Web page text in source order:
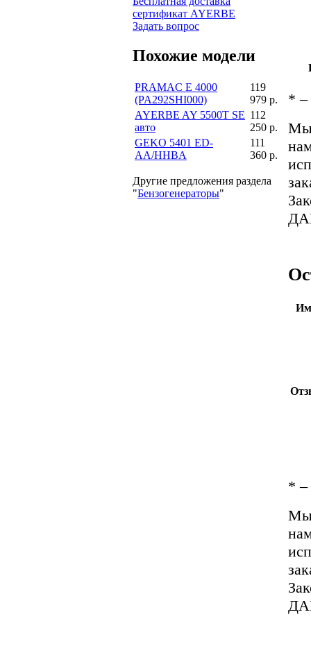
сертификат AYERBE
Задать вопрос
Похожие модели
PRAMAC E 4000
(PA292SHI000)
119
979 р.
AYERBE AY 5500T SE
авто
112
250 р.
GEKO 5401 ED-
AA/HHBA
111
360 р.
Другие предложения раздела
"Бензогенераторы"
* –
Мы
* –
Мы